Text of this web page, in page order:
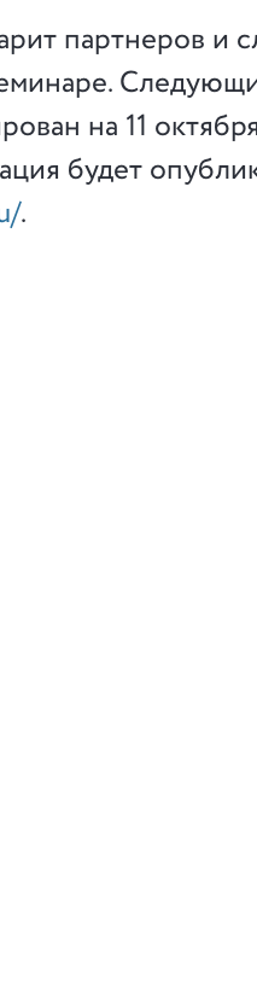
партнеров и
на 11
будет
.